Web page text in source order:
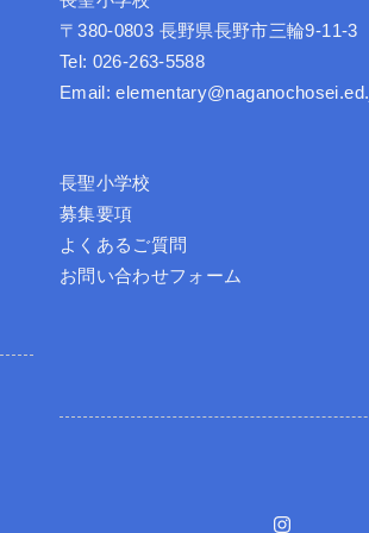
〒380-0803 長野県長野市三輪9-11-3
Tel: 026-263-5588
Email:
長聖小学校
募集要項
よくあるご質問
お問い合わせフォーム